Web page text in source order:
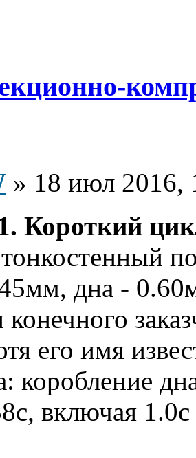
» 18 июл 2016,
Короткий
дна -
конечного
его имя
коробление
включая